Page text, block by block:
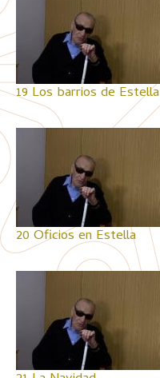
19 Los barrios de Estella
20 Oficios en Estella